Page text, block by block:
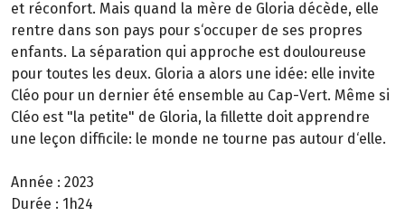
et réconfort. Mais quand la mère de Gloria décède, elle
rentre dans son pays pour s‘occuper de ses propres
enfants. La séparation qui approche est douloureuse
pour toutes les deux. Gloria a alors une idée: elle invite
Cléo pour un dernier été ensemble au Cap-Vert. Même si
Cléo est "la petite" de Gloria, la fillette doit apprendre
une leçon difficile: le monde ne tourne pas autour d‘elle.
Année : 2023
Durée : 1h24